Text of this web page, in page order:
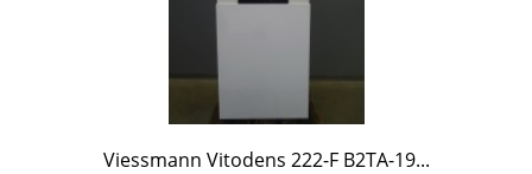
Viessmann Vitodens 222-F B2TA-19...